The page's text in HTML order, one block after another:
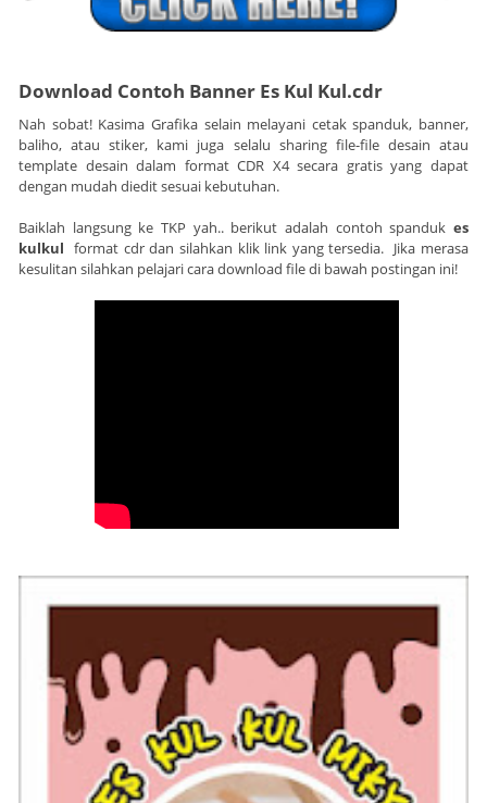
Download Contoh Banner Es Kul Kul.cdr
Nah sobat! Kasima Grafika selain melayani cetak spanduk, banner,
baliho, atau stiker, kami juga selalu sharing file-file desain atau
template desain dalam format CDR X4 secara gratis yang dapat
dengan mudah diedit sesuai kebutuhan.
Baiklah langsung ke TKP yah.. berikut adalah contoh spanduk es
kulkul format cdr dan silahkan klik link yang tersedia. Jika merasa
kesulitan silahkan pelajari cara download file di bawah postingan ini!